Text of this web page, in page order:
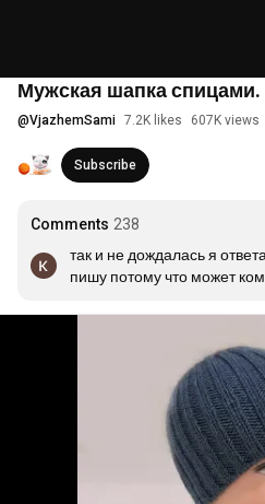
Мужская шапка спицами.
@VjazhemSami 7.2K likes 607K views
Subscribe
Comments 238
так и не дождалась я
пишу потому что может
взяла такую же пряжу
100гр,  вязала мужу на
круговыми спицами 4,
петля для смыкания в
убавки и 4 см убавки,  в
на объем головы 60 см,
очень доволен.